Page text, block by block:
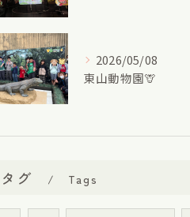
2026/05/08
東山動物園🦒
タグ Tags